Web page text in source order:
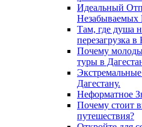
Идеальный
Незабываемых
Там, где душа
перезагрузка
Почему
туры в
Дагестану.
Неформатное
Почему стоит
путешествия?